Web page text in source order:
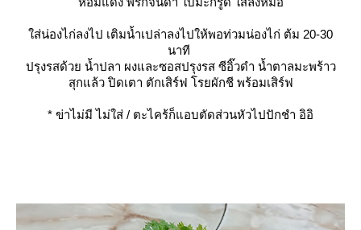
ส่น่องไก่ลงไป เติมน้ำเปล่าลงไปให้พอท่วมน่องไก่ ต้ม 20-30
นาที
ปรุงรสด้วย น้ำปลา ผงและซอสปรุงรส ซีอิ๊วดำ น้ำตาลมะพร้าว
สุกแล้ว ปิดเตา ตักเสิร์ฟ โรยผักชี พร้อมเสิร์ฟ
* ข่าไม่มี ไม่ใส่ / ตะไคร้ก็แอบตัดส่วนหัวไปปักชำ อิอิ